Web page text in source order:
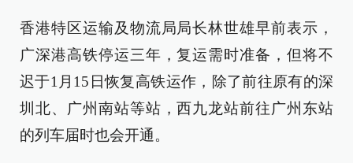
香港特区运输及物流局局长林世雄早前表示，
广深港高铁停运三年，复运需时准备，但将不
迟于1月15日恢复高铁运作，除了前往原有的深
圳北、广州南站等站，西九龙站前往广州东站
的列车届时也会开通。